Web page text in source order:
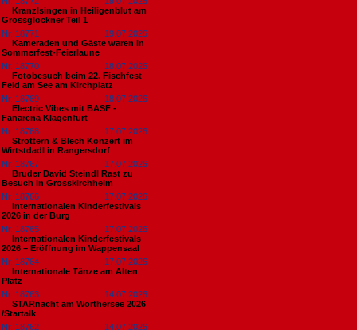
Kranzlsingen in Heiligenblut am
Grossglockner Teil 1
Nr. 18771
19.07.2026
Kameraden und Gäste waren in
Sommerfest-Feierlaune
Nr. 18770
18.07.2026
Fotobesuch beim 22. Fischfest
Feld am See am Kirchplatz
Nr. 18769
18.07.2026
Electric Vibes mit BASF -
Fanarena Klagenfurt
Nr. 18768
17.07.2026
Strottern & Blech Konzert im
Wirtstdadl in Rangersdorf
Nr. 18767
17.07.2026
Bruder David Steindl Rast zu
Besuch in Grosskirchheim
Nr. 18766
17.07.2026
Internationalen Kinderfestivals
2026 in der Burg
Nr. 18765
17.07.2026
Internationalen Kinderfestivals
2026 – Eröffnung im Wappensaal
Nr. 18764
17.07.2026
Internationale Tänze am Alten
Platz
Nr. 18763
14.07.2026
STARnacht am Wörthersee 2026
/Startalk
Nr. 18762
14.07.2026